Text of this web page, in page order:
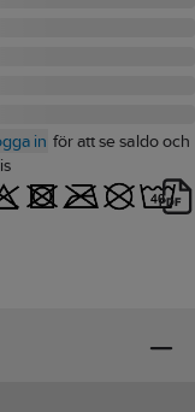
in för att se saldo och